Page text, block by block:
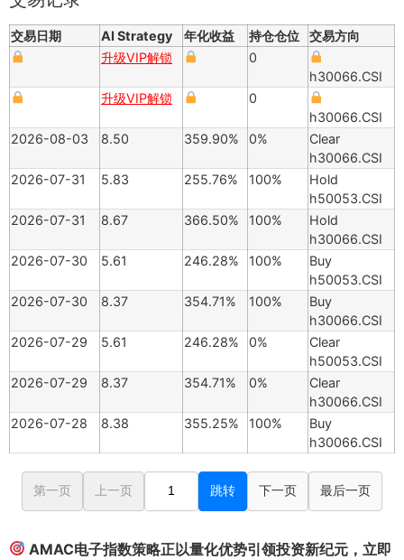
交易日期 AI Strategy 年化收益 持仓仓位
交易方向
升级VIP解锁
0
h30066.CSI
升级VIP解锁
0
h30066.CSI
2026-08-03
8.50 359.90% 0%
Clear
h30066.CSI
2026-07-31
5.83 255.76% 100%
Hold
h50053.CSI
2026-07-31
8.67 366.50% 100%
Hold
h30066.CSI
2026-07-30
5.61 246.28% 100%
Buy
h50053.CSI
2026-07-30
8.37 354.71% 100%
Buy
h30066.CSI
2026-07-29
5.61 246.28% 0%
Clear
h50053.CSI
2026-07-29
8.37 354.71% 0%
Clear
h30066.CSI
2026-07-28
8.38 355.25% 100%
Buy
h30066.CSI
第一页 上一页 跳转 下一页 最后一页
AMAC电子指数策略正以量化优势引领投资新纪元，立即